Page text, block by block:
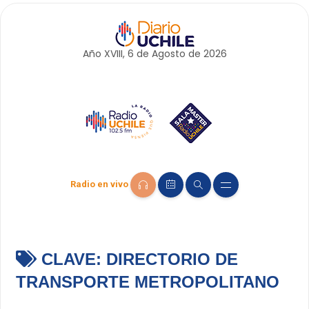
Año XVIII, 6 de Agosto de 2026
Radio en vivo
CLAVE: DIRECTORIO DE
TRANSPORTE METROPOLITANO